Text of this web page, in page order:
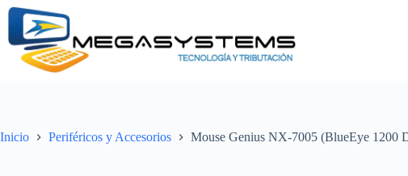
Saltar
contenido
Inicio Periféricos y Accesorios Mouse Genius NX-7005 (BlueEye 1200